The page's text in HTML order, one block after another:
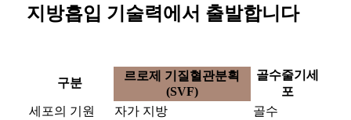
지방흡입 기술력에서 출발합니다
구분
르로제 기질혈관분획
(SVF)
골수줄기세
포
세포의 기원
자가 지방
골수